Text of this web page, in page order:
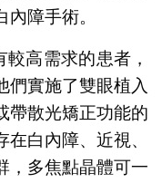
障手術。
高需求的患者，
們實施了雙眼植入
帶散光矯正功能的
白內障、近視、
，多焦點晶體可一